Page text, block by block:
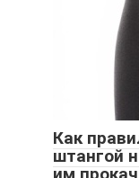
Как
штангой